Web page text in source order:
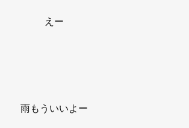
えー
雨もういいよー